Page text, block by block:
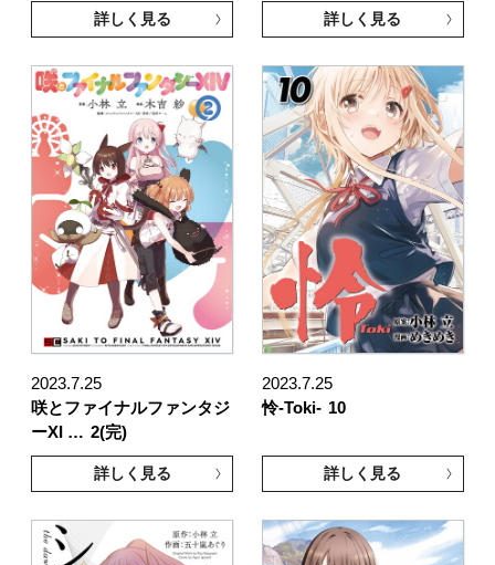
詳しく見る 詳しく見る
2023.7.25
咲とファイナルファンタジ
ーXI … 2(完)
詳しく見る
2023.7.25
怜-Toki- 10
詳しく見る